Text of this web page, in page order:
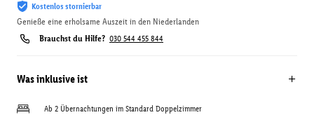
Kostenlos stornierbar
Genieße eine erholsame Auszeit in den Niederlanden
Brauchst du Hilfe? 030 544 455 844
Was inklusive ist
Ab 2 Übernachtungen im Standard Doppelzimmer